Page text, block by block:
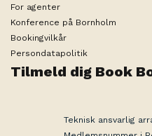
For agenter
Konference på Bornholm
Bookingvilkår
Persondatapolitik
Tilmeld dig Book
Teknisk ansvarlig